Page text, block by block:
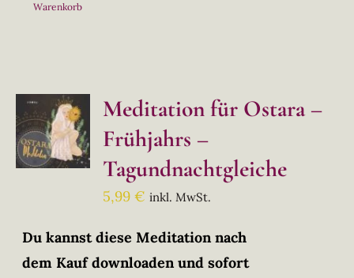
Warenkorb
Meditation für Ostara –
Frühjahrs –
Tagundnachtgleiche
5,99€ inkl. MwSt.
Du kannst diese Meditation nach
dem Kauf downloaden und sofort